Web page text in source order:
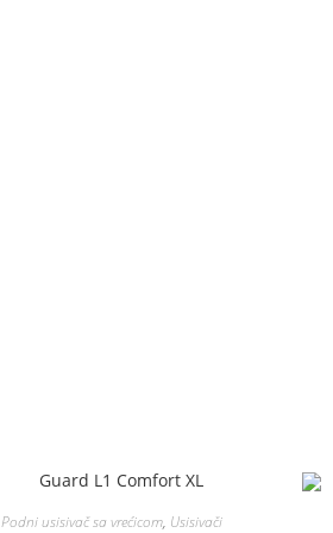
Podni usisivač sa vrećicom, Usisivači